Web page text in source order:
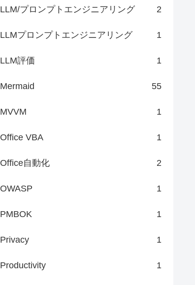
LLM/プロンプトエンジニアリング 2
LLMプロンプトエンジニアリング 1
LLM評価 1
Mermaid 55
MVVM 1
Office VBA 1
Office自動化 2
OWASP 1
PMBOK 1
Privacy 1
Productivity 1